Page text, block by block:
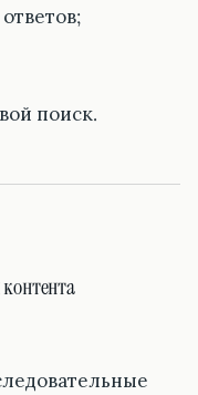
поиск.